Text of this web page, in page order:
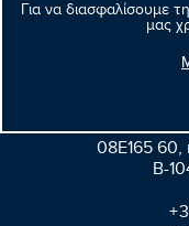
Για να διασφαλίσουμε
μας
Parlement
08E165
B-